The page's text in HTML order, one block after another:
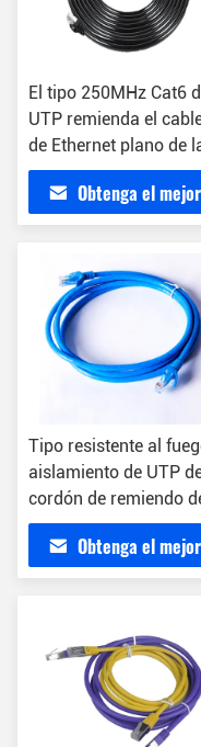
El tipo 250MHz Cat6
UTP remienda el
de Ethernet plano de
chaqueta de PVC del
cordón Cat6
Obtenga el mejor
Tipo resistente al
aislamiento de UTP
cordón de remiendo
3M Cat6 del HDPE
Obtenga el mejor